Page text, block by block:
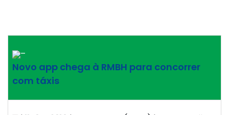
–
Novo app chega à RMBH para concorrer
com táxis